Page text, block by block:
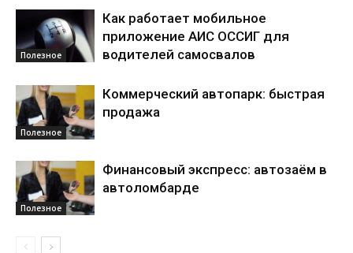
Полезное
Как работает мобильное
приложение АИС ОССИГ для
водителей самосвалов
Полезное
Коммерческий автопарк: быстрая
продажа
Полезное
Финансовый экспресс: автозаём в
автоломбарде